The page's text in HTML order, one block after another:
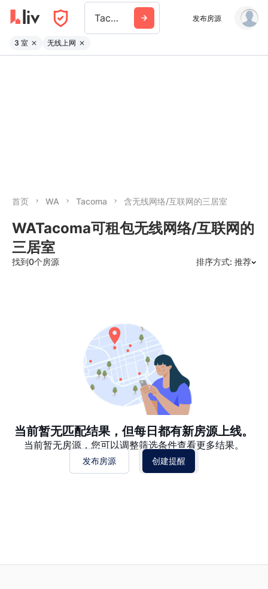
Tacoma 发布房源
3 室 无线上网
首页 WA Tacoma 含无线网络/互联网的三居室
WATacoma可租包无线网络/互联网的
三居室
找到0个房源 排序方式: 推荐
当前暂无匹配结果，但每日都有新房源上线。
当前暂无房源，您可以调整筛选条件查看更多结果。
发布房源 创建提醒